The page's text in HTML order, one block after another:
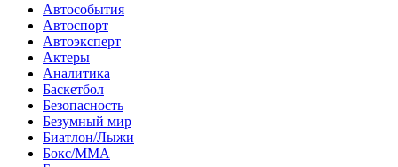
Автособытия
Автоспорт
Автоэксперт
Актеры
Аналитика
Баскетбол
Безопасность
Безумный мир
Биатлон/Лыжи
Бокс/MMA